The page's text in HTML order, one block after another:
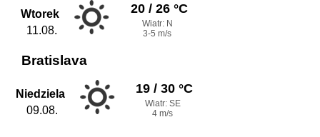
Wtorek
11.08.
20 / 26 °C
Wiatr: N
3-5 m/s
Bratislava
Niedziela
09.08.
19 / 30 °C
Wiatr: SE
4 m/s